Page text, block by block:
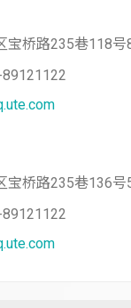
宝桥路235巷118号
宝桥路235巷136号